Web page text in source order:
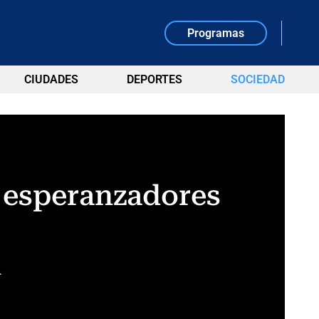
Programas
CIUDADES DEPORTES SOCIEDAD